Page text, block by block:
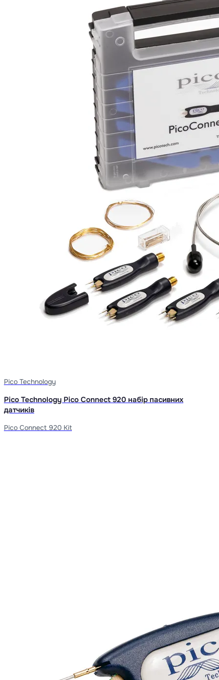
Pico Technology
Pico Technology Pico Connect 920 набір пасивних
датчиків
Pico Connect 920 Kit